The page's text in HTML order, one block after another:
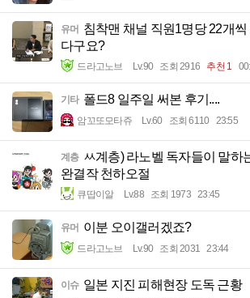
유머 침착맨 채널 직원1명당 22개
다구요?
드라고노브 Lv.90 조회 2916 추천 1
기타 폴드8 일주일 써본 후기....
암꼬또모타쥬 Lv.60 조회 6110 23:55
계층 ㅆ계층) 라노벨 독자들이 말하
완결작 천하오절
큐땁이알 Lv.88 조회 1973 23:45
유머 이분 오이갤러겠죠?
드라고노브 Lv.90 조회 2031 23:44
이슈 일본 지진 피해현장 도독 근황